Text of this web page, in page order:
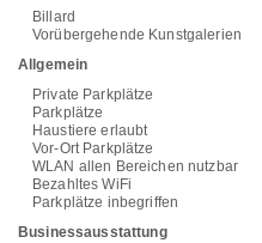
Billard
Vorübergehende Kunstgalerien
Allgemein
Private Parkplätze
Parkplätze
Haustiere erlaubt
Vor-Ort Parkplätze
WLAN allen Bereichen nutzbar
Bezahltes WiFi
Parkplätze inbegriffen
Businessausstattung